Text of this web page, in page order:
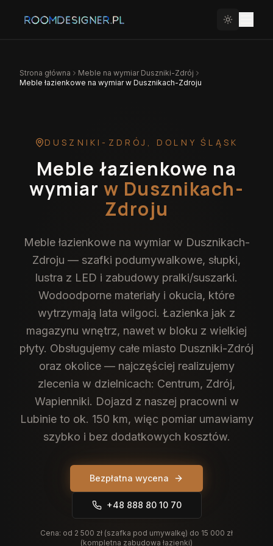
Strona główna Meble na wymiar Duszniki-Zdrój
Meble łazienkowe na wymiar w Dusznikach-Zdroju
DUSZNIKI-ZDRÓJ , DOLNY ŚLĄSK
Meble łazienkowe na
wymiar w Dusznikach-
Zdroju
Meble łazienkowe na wymiar w Dusznikach-
Zdroju — szafki podumywalkowe, słupki,
lustra z LED i zabudowy pralki/suszarki.
Wodoodporne materiały i okucia, które
wytrzymają lata wilgoci. Łazienka jak z
magazynu wnętrz, nawet w bloku z wielkiej
płyty. Obsługujemy całe miasto Duszniki-Zdrój
oraz okolice — najczęściej realizujemy
zlecenia w dzielnicach: Centrum, Zdrój,
Wapienniki. Dojazd z naszej pracowni w
Lubinie to ok. 150 km, więc pomiar umawiamy
szybko i bez dodatkowych kosztów.
Bezpłatna wycena
+48 888 80 10 70
Cena: od 2 500 zł (szafka pod umywalkę) do 15 000 zł
(kompletna zabudowa łazienki)